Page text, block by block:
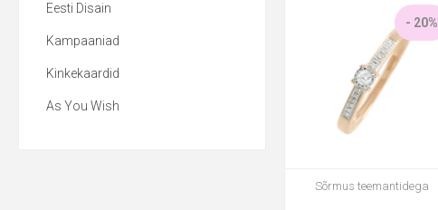
- 20%
Sõrmus teemantidega
Eesti Disain
Kampaaniad
Kinkekaardid
As You Wish